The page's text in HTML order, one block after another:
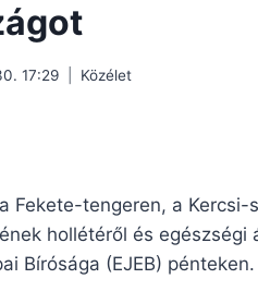
17:29 Közélet
Fekete-tengeren, a
hollétéről és
Bírósága (EJEB) pénteken.